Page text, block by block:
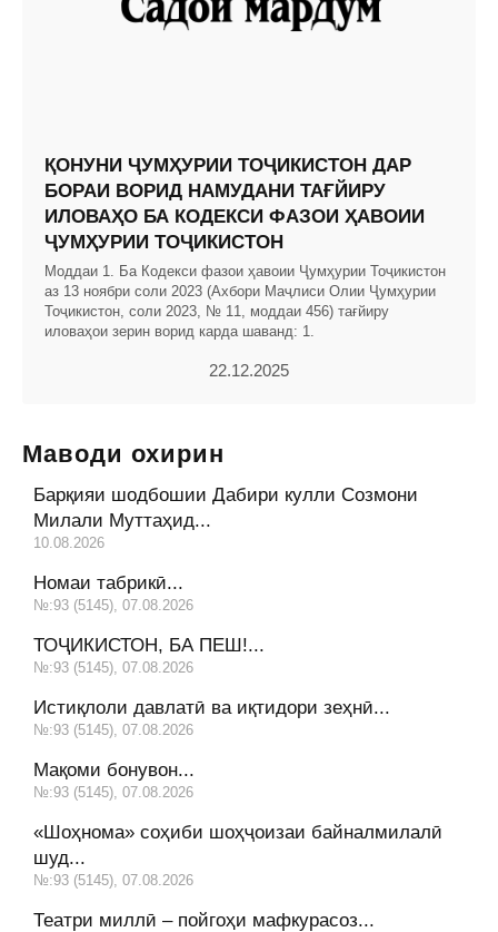
ҚОНУНИ ҶУМҲУРИИ ТОҶИКИСТОН ДАР
БОРАИ ВОРИД НАМУДАНИ ТАҒЙИРУ
ИЛОВАҲО БА КОДЕКСИ ФАЗОИ ҲАВОИИ
ҶУМҲУРИИ ТОҶИКИСТОН
Моддаи 1. Ба Кодекси фазои ҳавоии Ҷумҳурии Тоҷикистон
аз 13 ноябри соли 2023 (Ахбори Маҷлиси Олии Ҷумҳурии
Тоҷикистон, соли 2023, № 11, моддаи 456) тағйиру
иловаҳои зерин ворид карда шаванд: 1.
22.12.2025
Маводи охирин
Барқияи шодбошии Дабири кулли Созмони
Милали Муттаҳид...
10.08.2026
Номаи табрикӣ...
№:93 (5145), 07.08.2026
ТОҶИКИСТОН, БА ПЕШ!...
№:93 (5145), 07.08.2026
Истиқлоли давлатӣ ва иқтидори зеҳнӣ...
№:93 (5145), 07.08.2026
Мақоми бонувон...
№:93 (5145), 07.08.2026
«Шоҳнома» соҳиби шоҳҷоизаи байналмилалӣ
шуд...
№:93 (5145), 07.08.2026
Театри миллӣ – пойгоҳи мафкурасоз...